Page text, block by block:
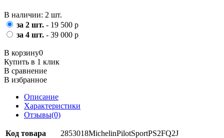
В наличии: 2 шт.
за 2 шт. - 19 500 р
за 4 шт. - 39 000 р
В корзину0
Купить в 1 клик
В сравнение
В избранное
Описание
Характеристики
Отзывы(0)
Код товара
2853018MichelinPilotSportPS2FQ2J